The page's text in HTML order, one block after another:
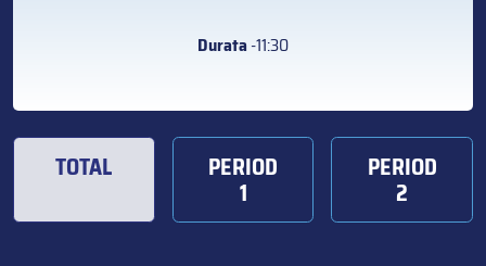
Durata-11:30
TOTAL PERIOD
1
PERIOD
2